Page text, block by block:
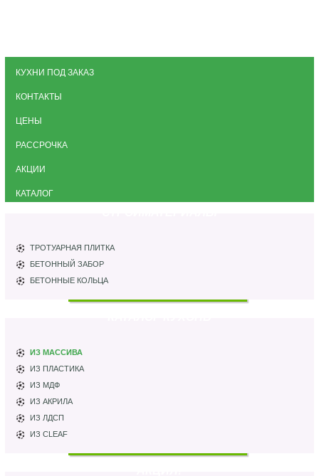
КУХНИ ПОД ЗАКАЗ
КОНТАКТЫ
ЦЕНЫ
РАССРОЧКА
АКЦИИ
КАТАЛОГ
ТРОТУАРНАЯ ПЛИТКА
БЕТОННЫЙ ЗАБОР
БЕТОННЫЕ КОЛЬЦА
ИЗ МАССИВА
ИЗ ПЛАСТИКА
ИЗ МДФ
ИЗ АКРИЛА
ИЗ ЛДСП
ИЗ CLEAF